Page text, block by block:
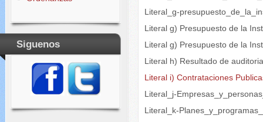
Siguenos
Literal_g-
Literal g) Presupuesto de la
Literal g) Presupuesto de la
Literal h) Resultado de
Literal i) Contrataciones
Literal_j-
Literal_k-